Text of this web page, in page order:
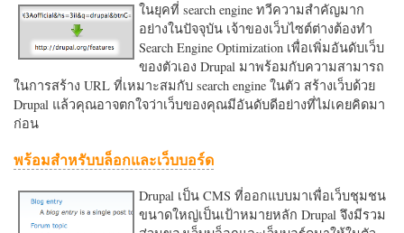
ในยุคที่ search engine ทวีความสำคัญมาก
อย่างในปัจจุบัน เจ้าของเว็บไซต์ต่างต้องทำ
Search Engine Optimization เพื่อเพิ่มอันดับเว็บ
ของตัวเอง Drupal มาพร้อมกับความสามารถ
ในการสร้าง URL ที่เหมาะสมกับ search engine ในตัว สร้างเว็บด้วย
Drupal แล้วคุณอาจตกใจว่าเว็บของคุณมีอันดับดีอย่างที่ไม่เคยคิดมา
ก่อน
พร้อมสำหรับบล็อกและเว็บบอร์ด
Drupal เป็น CMS ที่ออกแบบมาเพื่อเว็บชุมชน
ขนาดใหญ่เป็นเป้าหมายหลัก Drupal จึงมีรวม